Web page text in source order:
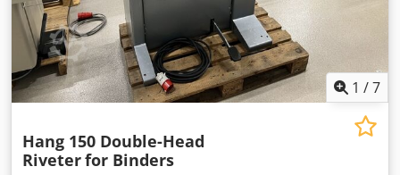
1 /7
Hang 150 Double-Head
Riveterfor Binders